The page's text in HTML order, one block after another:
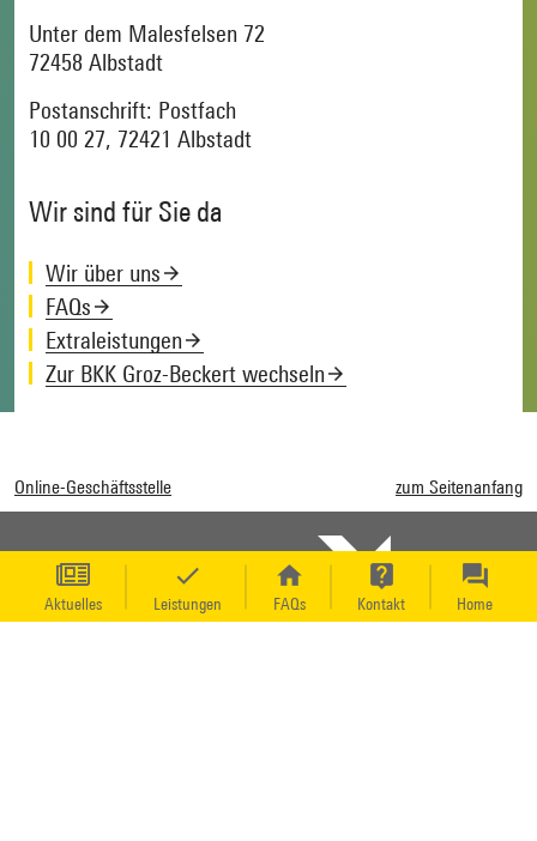
Unter dem Malesfelsen 72
72458 Albstadt
Postanschrift: Postfach
10 00 27, 72421 Albstadt
Wir sind für Sie da
Wir über uns
FAQs
Extraleistungen
Zur BKK Groz-Beckert wechseln
Online-Geschäftsstelle zum Seitenanfang
Aktuelles Leistungen FAQs Kontakt Home